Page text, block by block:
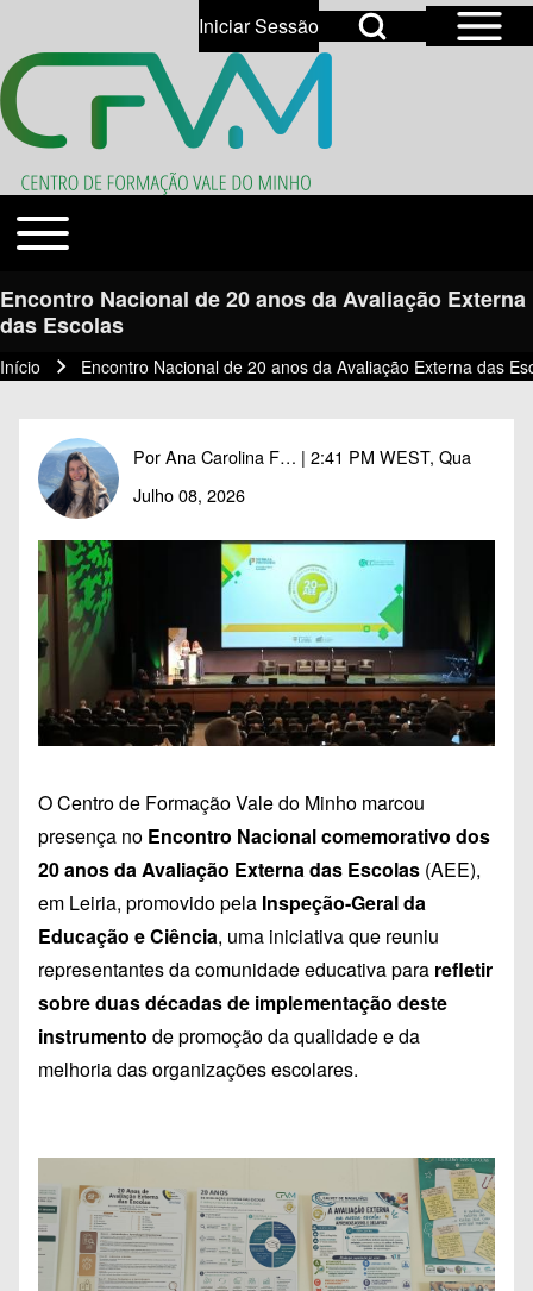
Close search
Search
Open Sidebar
Open Search Block
User account menu
Iniciar SessãoOpen login dialog
Temas
Toggle main menu
Encontro Nacional de 20 anos da Avaliação Externa
das Escolas
Navegação estrutural
Início Encontro Nacional de 20 anos da Avaliação Externa das
PorAna Carolina F… | 2:41 PM WEST, Qua
Julho 08, 2026
O Centro de Formação Vale do Minho marcou
presença no Encontro Nacional comemorativo dos
20 anos da Avaliação Externa das Escolas (AEE),
em Leiria, promovido pela Inspeção-Geral da
Educação e Ciência, uma iniciativa que reuniu
representantes da comunidade educativa para refletir
sobre duas décadas de implementação deste
instrumento de promoção da qualidade e da
melhoria das organizações escolares.